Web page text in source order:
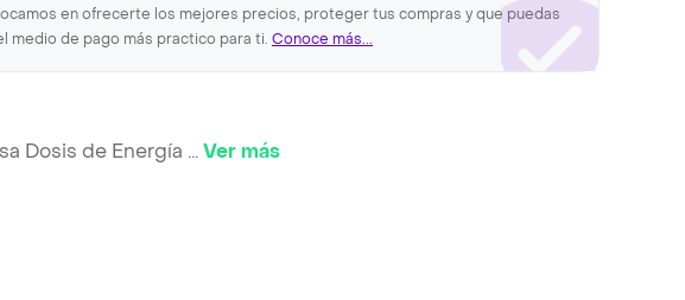
en ofrecerte los mejores precios, proteger tus compras y que puedas
medio de pago más practico para ti. Conoce más...
Dosis de Energía ...Ver más